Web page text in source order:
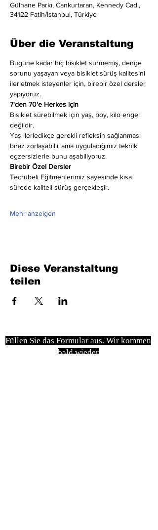
Gülhane Parkı, Cankurtaran, Kennedy Cad.,
34122 Fatih/İstanbul, Türkiye
Über die Veranstaltung
Bugüne kadar hiç bisiklet sürmemiş, denge
sorunu yaşayan veya bisiklet sürüş kalitesini
ilerletmek isteyenler için, birebir özel dersler
yapıyoruz.
7'den 70'e Herkes için
Bisiklet sürebilmek için yaş, boy, kilo engel
değildir.
Yaş ilerledikçe gerekli refleksin sağlanması
biraz zorlaşabilir ama uyguladığımız teknik
egzersizlerle bunu aşabiliyoruz.
Birebir Özel Dersler
Tecrübeli Eğitmenlerimiz sayesinde kısa
sürede kaliteli sürüş gerçekleşir.
Mehr anzeigen
Diese Veranstaltung
teilen
Füllen Sie das Formular aus. Wir kommen
bald wieder